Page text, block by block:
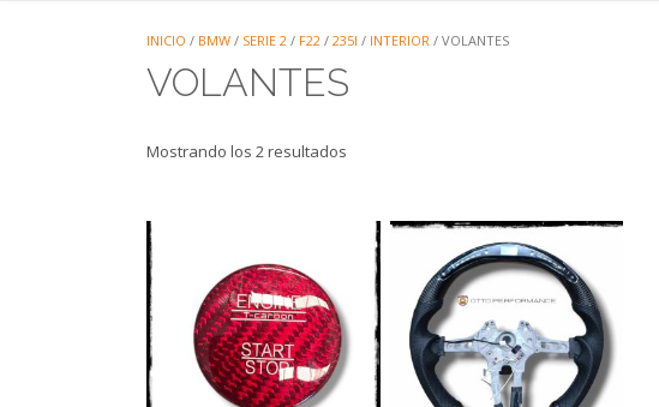
INICIO / BMW / SERIE 2 / F22 / 235I / INTERIOR / VOLANTES
VOLANTES
Mostrando los 2 resultados